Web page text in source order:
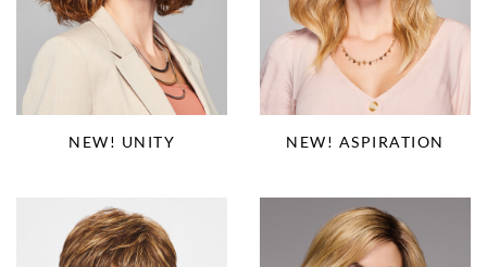
NEW! UNITY NEW! ASPIRATION